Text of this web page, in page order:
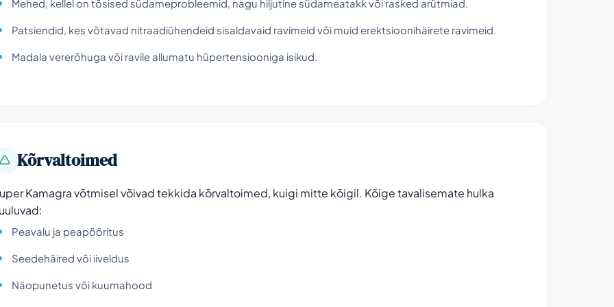
Mehed, kellel on tõsised südameprobleemid, nagu hiljutine südameatakk või rasked arütmiad.
Patsiendid, kes võtavad nitraadiühendeid sisaldavaid ravimeid või muid erektsioonihäirete ravimeid.
Madala vererõhuga või ravile allumatu hüpertensiooniga isikud.
Kõrvaltoimed
Kamagra võtmisel võivad tekkida kõrvaltoimed, kuigi mitte kõigil. Kõige tavalisemate hulka
Peavalu ja peapööritus
Seedehäired või iiveldus
Näopunetus või kuumahood